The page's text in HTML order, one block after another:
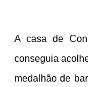
A casa de
conseguia
medalhão de